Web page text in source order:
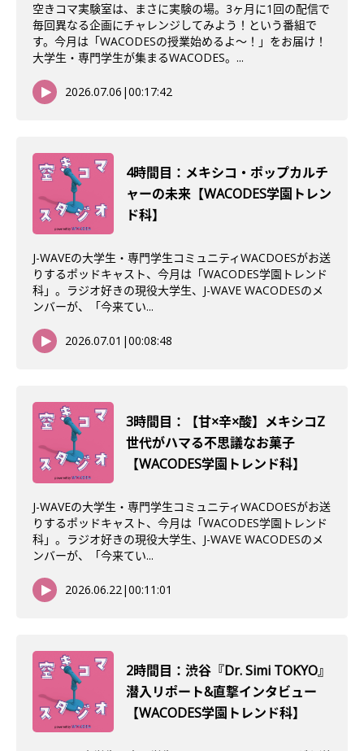
空きコマ実験室は、まさに実験の場。3ヶ月に1回の配信で
毎回異なる企画にチャレンジしてみよう！という番組で
す。今月は「WACODESの授業始めるよ～！」をお届け！
大学生・専門学生が集まるWACODES。...
2026.07.06 |00:17:42
4時間目：メキシコ・ポップカルチ
ャーの未来【WACODES学園トレン
ド科】
J-WAVEの大学生・専門学生コミュニティWACDOESがお送
りするポッドキャスト、今月は「WACODES学園トレンド
科」。ラジオ好きの現役大学生、J-WAVE WACODESのメ
ンバーが、「今来てい...
2026.07.01 |00:08:48
3時間目：【甘×辛×酸】メキシコZ
世代がハマる不思議なお菓子
【WACODES学園トレンド科】
J-WAVEの大学生・専門学生コミュニティWACDOESがお送
りするポッドキャスト、今月は「WACODES学園トレンド
科」。ラジオ好きの現役大学生、J-WAVE WACODESのメ
ンバーが、「今来てい...
2026.06.22|00:11:01
2時間目：渋谷『Dr. Simi TOKYO』
潜入リポート&直撃インタビュー
【WACODES学園トレンド科】